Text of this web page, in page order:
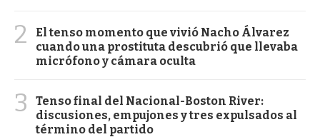
2
El tenso momento que vivió Nacho Álvarez
cuando una prostituta descubrió que llevaba
micrófono y cámara oculta
3
Tenso final del Nacional-Boston River:
discusiones, empujones y tres expulsados al
término del partido